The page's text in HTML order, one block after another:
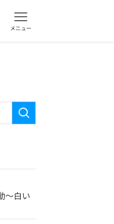
メニュー
～白い